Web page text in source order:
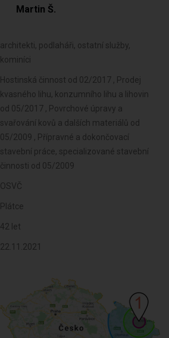
Martin Š.
architekti, podlaháři, ostatní služby,
kominíci
Hostinská činnost od 02/2017 , Prodej
kvasného lihu, konzumního lihu a lihovin
od 05/2017 , Povrchové úpravy a
svařování kovů a dalších materiálů od
05/2009 , Přípravné a dokončovací
stavební práce, specializované stavební
činnosti od 05/2009
OSVČ
Plátce
42 let
22.11.2021